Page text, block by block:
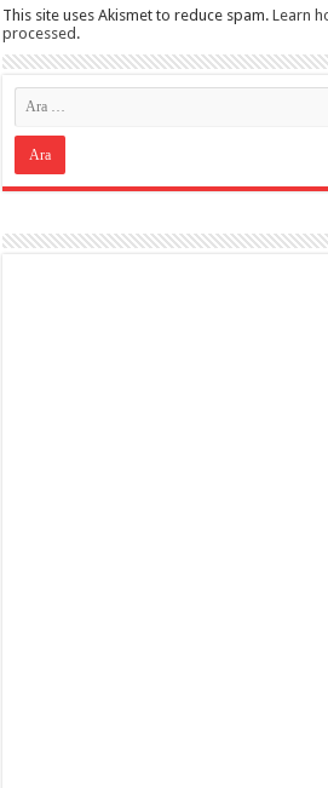
This site uses Akismet to reduce spam.Learn
processed.